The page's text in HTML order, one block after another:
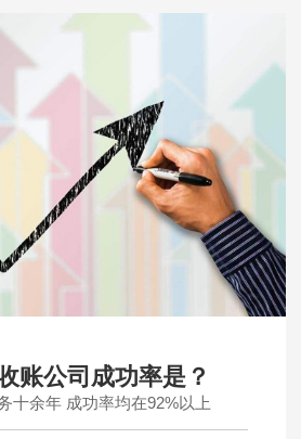
账公司成功率是？
十余年 成功率均在92%以上